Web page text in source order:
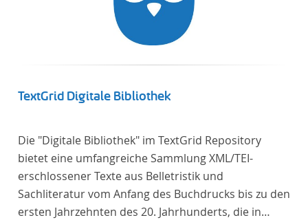
TextGrid Digitale Bibliothek
Die "Digitale Bibliothek" im TextGrid Repository
bietet eine umfangreiche Sammlung XML/TEI-
erschlossener Texte aus Belletristik und
Sachliteratur vom Anfang des Buchdrucks bis zu den
ersten Jahrzehnten des 20. Jahrhunderts, die in